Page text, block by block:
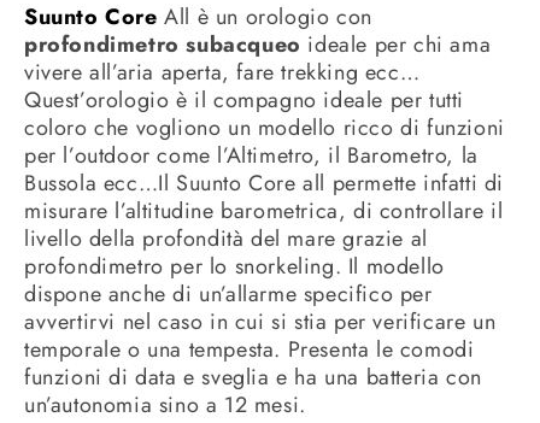
Suunto Core All è un orologio con
profondimetro subacqueo ideale per chi ama
vivere all’aria aperta, fare trekking ecc…
Quest’orologio è il compagno ideale per tutti
coloro che vogliono un modello ricco di funzioni
per l’outdoor come l’Altimetro, il Barometro, la
Bussola ecc…Il Suunto Core all permette infatti di
misurare l’altitudine barometrica, di controllare il
livello della profondità del mare grazie al
profondimetro per lo snorkeling. Il modello
dispone anche di un’allarme specifico per
avvertirvi nel caso in cui si stia per verificare un
temporale o una tempesta. Presenta le comodi
funzioni di data e sveglia e ha una batteria con
un’autonomia sino a 12 mesi.